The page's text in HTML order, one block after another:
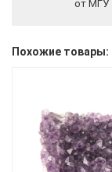
от МГУ
Похожие товары: